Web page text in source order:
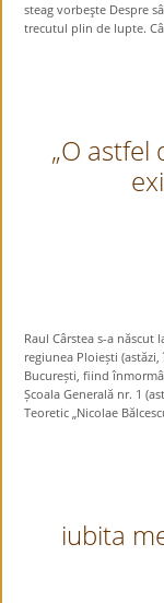
steag vorbeşte Despre
trecutul plin de lupte.
„O astfel
Raul Cârstea s-a născut
regiunea Ploiești
București, fiind
Școala Generală nr. 1
Teoretic „Nicolae
iubita